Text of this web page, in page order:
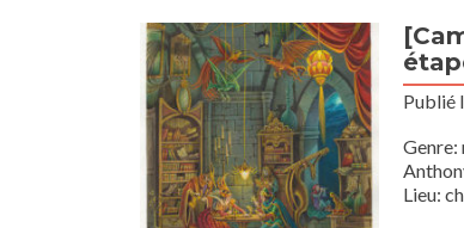
Publié
Lieu: